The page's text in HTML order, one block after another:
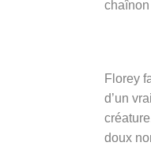
Florey
d’un
doux